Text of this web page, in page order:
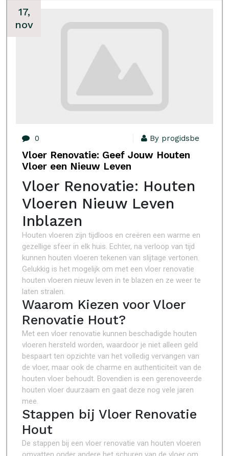
17,
nov
0 By progidsbe
Vloer Renovatie: Geef Jouw Houten
Vloer een Nieuw Leven
Vloer Renovatie: Houten
Vloeren Nieuw Leven
Inblazen
Houten vloeren zijn tijdloos en creëren een warme en
gezellige sfeer in elk huis. Echter, na verloop van tijd
kunnen houten vloeren tekenen van slijtage vertonen.
Gelukkig is het mogelijk om met een vloer renovatie
houten vloeren nieuw leven in te blazen en ze weer te
laten stralen.
Waarom Kiezen voor Vloer
Renovatie Hout?
Met een vloer renovatie kunnen beschadigde houten
vloeren hersteld worden, waardoor je niet alleen geld
bespaart ten opzichte van het volledig vervangen van
de vloer, maar ook de charme en authenticiteit van de
houten vloer behoudt. Bovendien is een gerenoveerde
houten vloer duurzaam en gaat deze nog vele jaren
mee.
Stappen bij Vloer Renovatie
Hout
De stappen bij een vloer renovatie van houten vloeren